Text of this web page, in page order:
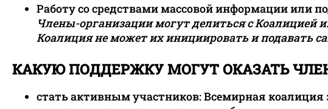
Работу со средствами массовой информации или
Члены-организации могут делиться с Коалицией
Коалиция не может их инициировать и подавать
КАКУЮ ПОДДЕРЖКУ МОГУТ ОКАЗАТЬ
стать активным участников: Всемирная коалиция